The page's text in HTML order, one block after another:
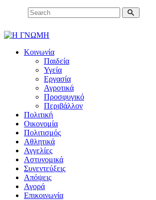
Κοινωνία
Παιδεία
Υγεία
Εργασία
Αγροτικά
Προσφυγικό
Περιβάλλον
Πολιτική
Οικονομία
Πολιτισμός
Αθλητικά
Αγγελίες
Αστυνομικά
Συνεντεύξεις
Απόψεις
Αγορά
Επικοινωνία